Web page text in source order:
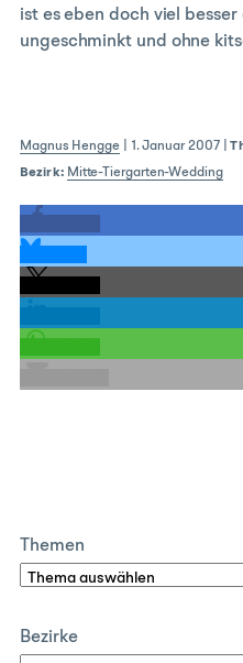
ist es eben doch viel besser
ungeschminkt und ohne
Magnus Hengge| 1. Januar 2007|
Bezirk: Mitte-Tiergarten-Wedding
Themen
Bezirke